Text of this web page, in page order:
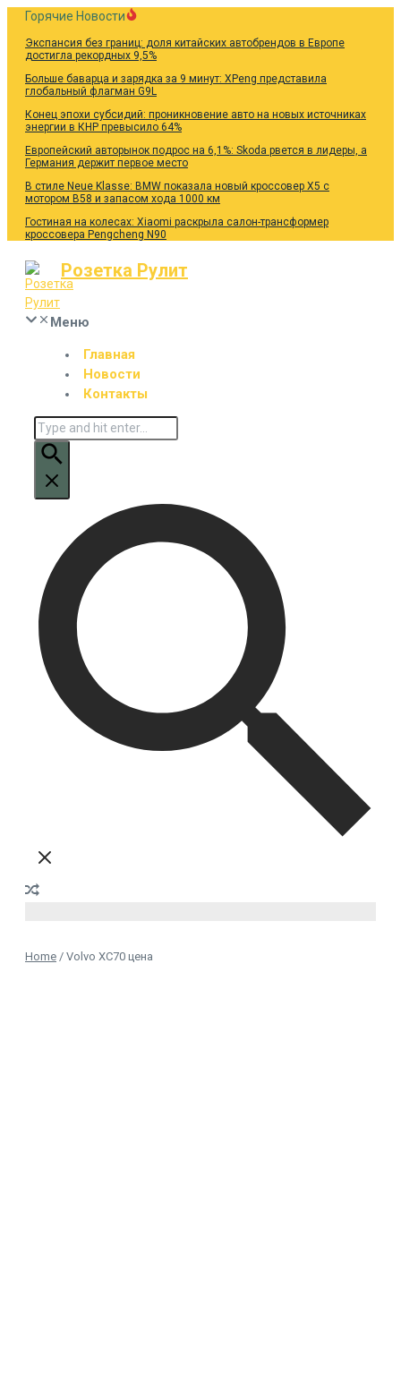
Перейти
содержанию
Горячие Новости
Экспансия без границ: доля китайских автобрендов в Европе
достигла рекордных 9,5%
Больше баварца и зарядка за 9 минут: XPeng представила
глобальный флагман G9L
Конец эпохи субсидий: проникновение авто на новых источниках
энергии в КНР превысило 64%
Европейский авторынок подрос на 6,1%: Skoda рвется в лидеры, а
Германия держит первое место
В стиле Neue Klasse: BMW показала новый кроссовер X5 с
мотором B58 и запасом хода 1000 км
Гостиная на колесах: Xiaomi раскрыла салон-трансформер
кроссовера Pengcheng N90
Розетка Рулит
Меню
Главная
Новости
Контакты
Искать:
Home / Volvo XC70 цена